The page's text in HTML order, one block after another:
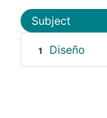
Subject
1 Diseño